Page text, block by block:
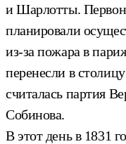
и Шарлотты.
планировали
из-за пожара в
перенесли в
считалась партия
Собинова.
В этот день в 1831